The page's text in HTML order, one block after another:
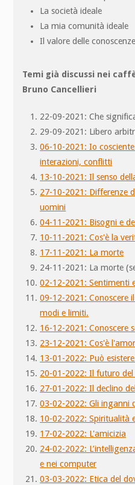
La società ideale
La mia comunità ideale
Il valore delle
Temi già discussi nei
Bruno Cancellieri
22-09-2021: Che
29-09-2021: Libero
06-10-2021: Io
interazioni, conflitti
13-10-2021: Il senso
27-10-2021: Differenze
uomini
04-11-2021: Bisogni e
10-11-2021: Cos'è la
17-11-2021: La morte
24-11-2021: La morte
02-12-2021: Sentimenti
09-12-2021: Conoscere
modi e limiti.
16-12-2021: Conoscere
23-12-2021: Cos'è
13-01-2022: Può
20-01-2022: Il futuro del
27-01-2022: Il declino
03-02-2022: Gli inganni
10-02-2022: Spiritualità
17-02-2022: L'amicizia
24-02-2022:
e nei computer
03-03-2022: Etica del